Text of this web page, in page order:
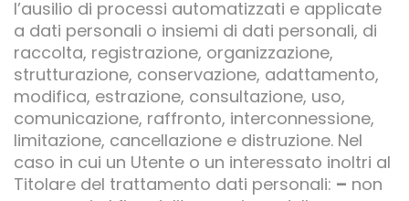
l’ausilio di processi automatizzati e applicate
a dati personali o insiemi di dati personali, di
raccolta, registrazione, organizzazione,
strutturazione, conservazione, adattamento,
modifica, estrazione, consultazione, uso,
comunicazione, raffronto, interconnessione,
limitazione, cancellazione e distruzione. Nel
caso in cui un Utente o un interessato inoltri al
Titolare del trattamento dati personali: – non